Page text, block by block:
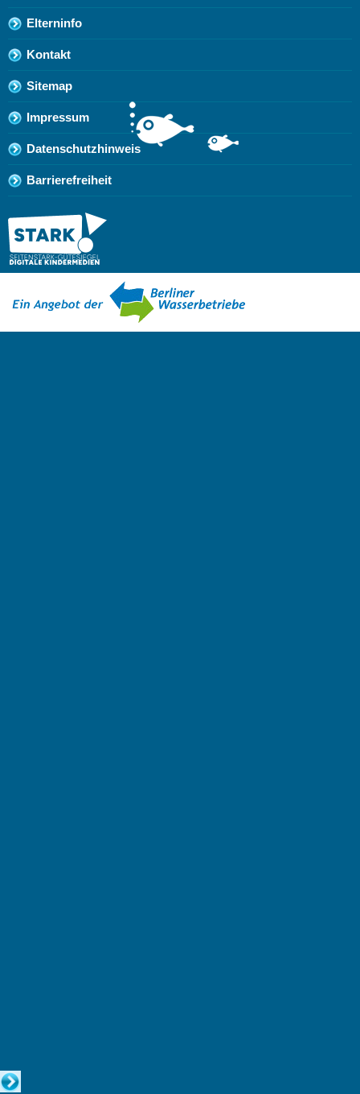
Elterninfo
Kontakt
Sitemap
Impressum
Datenschutzhinweis
Barrierefreiheit